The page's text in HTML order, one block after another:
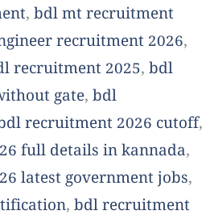
,bdl mt recruitment
recruitment 2026,
recruitment 2025, bdl
gate, bdl
recruitment 2026 cutoff,
full details in kannada,
latest government jobs,
, bdl recruitment